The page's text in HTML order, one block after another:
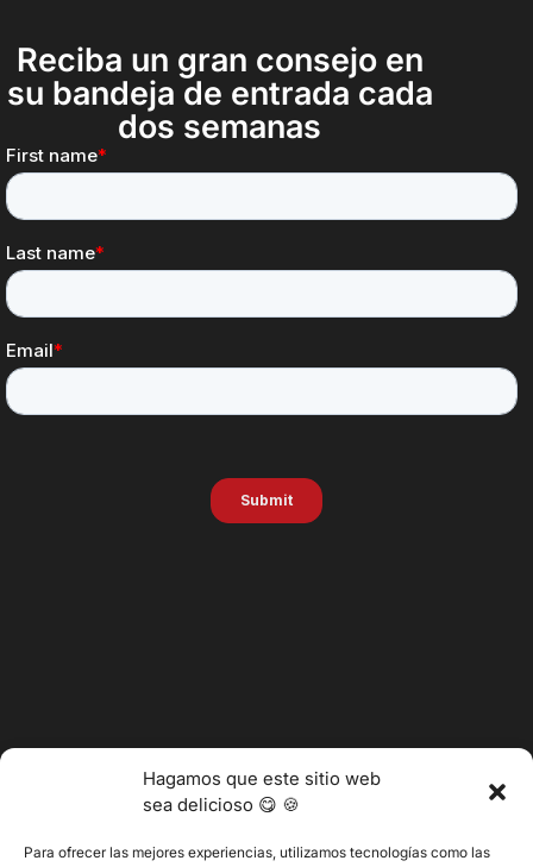
Hagamos que este sitio web
sea delicioso 😋 🍪
Para ofrecer las mejores experiencias, utilizamos tecnologías como las
Reciba un gran consejo en
su bandeja de entrada cada
dos semanas